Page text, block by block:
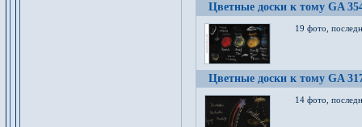
Цветные доски к тому GA
19 фото,
Цветные доски к тому GA
14 фото,